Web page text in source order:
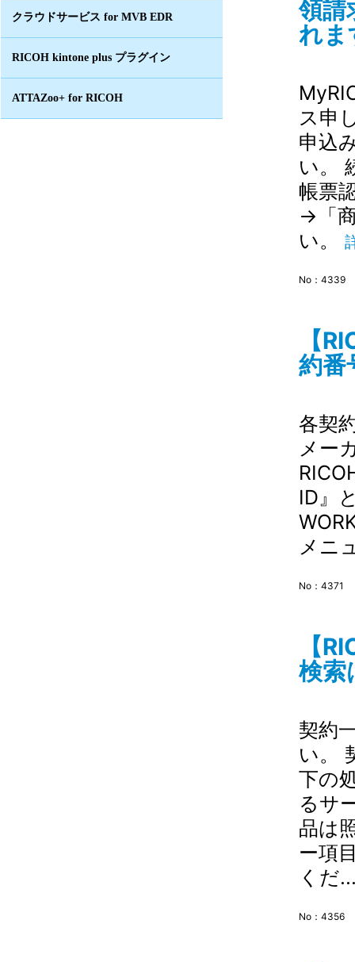
クラウドサービス for MVB EDR
RICOH kintone plus プラグイン
ATTAZoo+ for RICOH
領請
れ
ス申
申込
い。
帳票
→「
い。
No：4339
【
約
各契
メー
ID』
メニ
No：4371
【
検
契約
い。
下の
るサ
品は
ー項
くだ
No：4356